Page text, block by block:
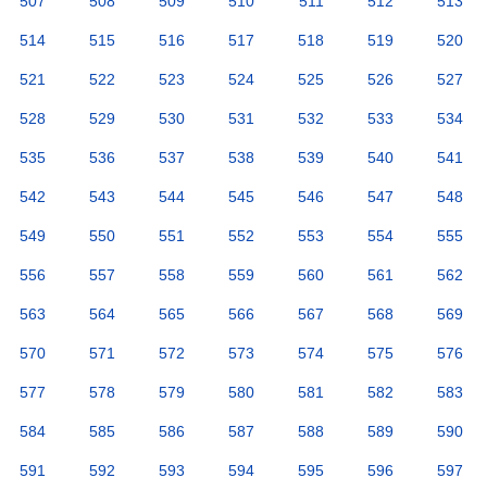
514 515 516 517 518 519 520
521 522 523 524 525 526 527
528 529 530 531 532 533 534
535 536 537 538 539 540 541
542 543 544 545 546 547 548
549 550 551 552 553 554 555
556 557 558 559 560 561 562
563 564 565 566 567 568 569
570 571 572 573 574 575 576
577 578 579 580 581 582 583
584 585 586 587 588 589 590
591 592 593 594 595 596 597